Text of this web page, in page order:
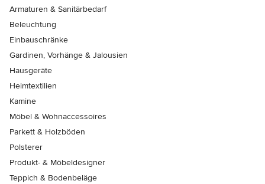
Armaturen & Sanitärbedarf
Beleuchtung
Einbauschränke
Gardinen, Vorhänge & Jalousien
Hausgeräte
Heimtextilien
Kamine
Möbel & Wohnaccessoires
Parkett & Holzböden
Polsterer
Produkt- & Möbeldesigner
Teppich & Bodenbeläge